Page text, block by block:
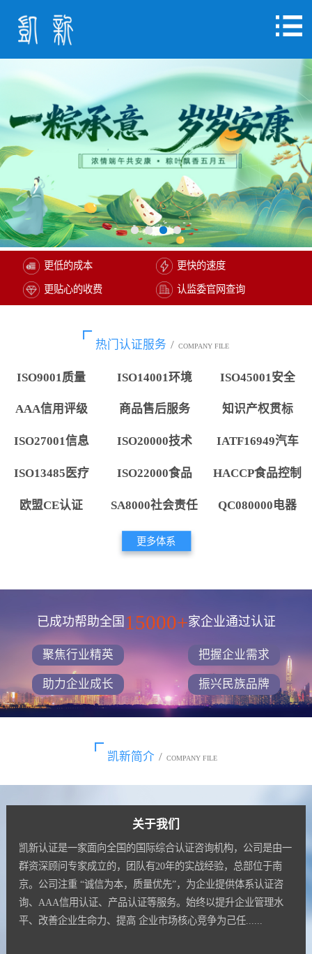
更低的成本 更快的速度
更贴心的收费 认监委官网查询
热门认证服务 / COMPANY FILE
ISO9001质量 ISO14001环境 ISO45001安全
AAA信用评级 商品售后服务 知识产权贯标
ISO27001信息 ISO20000技术 IATF16949汽车
ISO13485医疗 ISO22000食品 HACCP食品控制
欧盟CE认证 SA8000社会责任 QC080000电器
更多体系
已成功帮助全国 15000+家企业通过认证
聚焦行业精英 把握企业需求
助力企业成长 振兴民族品牌
凯新简介 / COMPANY FILE
关于我们
凯新认证是一家面向全国的国际综合认证咨询机构，公司是由一
群资深顾问专家成立的，团队有20年的实战经验，总部位于南
京。公司注重 “诚信为本，质量优先”，为企业提供体系认证咨
询、AAA信用认证、产品认证等服务。始终以提升企业管理水
平、改善企业生命力、提高 企业市场核心竞争为己任......